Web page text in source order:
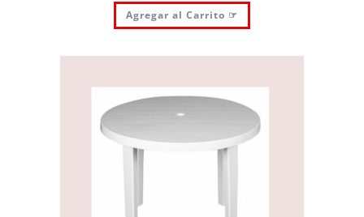
Agregar al Carrito ☞